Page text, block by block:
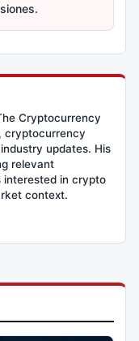
Cryptocurrency
cryptocurrency
updates. His
relevant
interested in crypto
context.